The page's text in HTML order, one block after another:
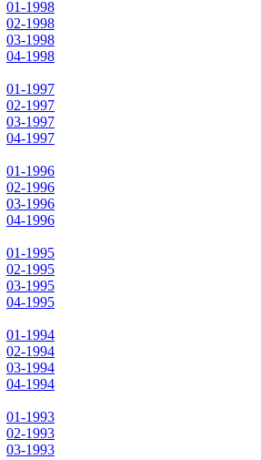
01-1998
02-1998
03-1998
04-1998
01-1997
02-1997
03-1997
04-1997
01-1996
02-1996
03-1996
04-1996
01-1995
02-1995
03-1995
04-1995
01-1994
02-1994
03-1994
04-1994
01-1993
02-1993
03-1993